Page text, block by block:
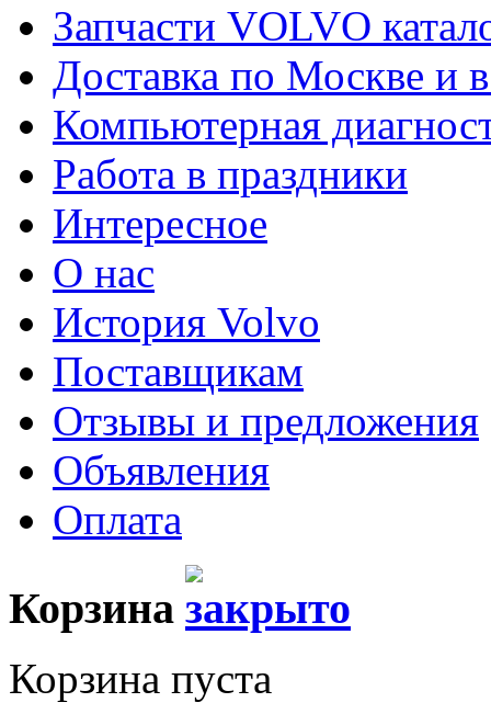
Запчасти VOLVO
Доставка по Москве и
Компьютерная
Работа в праздники
Интересное
О нас
История Volvo
Поставщикам
Отзывы и предложения
Объявления
Оплата
Корзина
Корзина пуста